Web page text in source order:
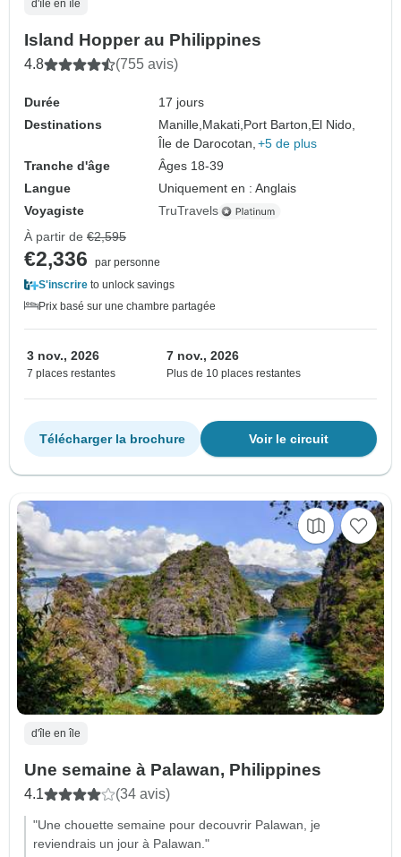
d'île en île
Island Hopper au Philippines
4.8 (755 avis)
Durée
17 jours
Destinations
Manille, Makati, Port Barton, El Nido,
Île de Darocotan, +5 de plus
Tranche d'âge
Âges 18-39
Langue
Uniquement en : Anglais
Voyagiste
TruTravels
À partir de €2,595
€2,336
par personne
S'inscrire to unlock savings
Prix basé sur une chambre partagée
3 nov., 2026
7 places restantes
7 nov., 2026
Plus de 10 places restantes
Voir le circuit
Télécharger la brochure
d'île en île
Une semaine à Palawan, Philippines
4.1 (34 avis)
"Une chouette semaine pour decouvrir Palawan, je
reviendrais un jour à Palawan."